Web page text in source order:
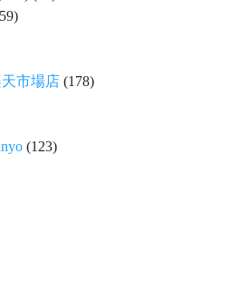
市場店 (178)
(123)